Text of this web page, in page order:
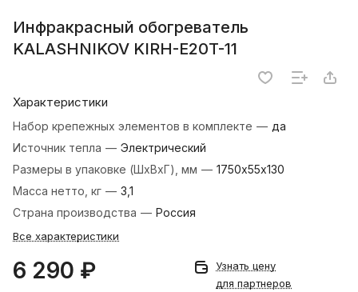
Инфракрасный обогреватель
KALASHNIKOV KIRH-E20T-11
Характеристики
Набор крепежных элементов в комплекте — да
Источник тепла — Электрический
Размеры в упаковке (ШхВхГ), мм — 1750x55х130
Масса нетто, кг — 3,1
Страна производства — Россия
Все характеристики
6 290 ₽
Узнать цену
для партнеров